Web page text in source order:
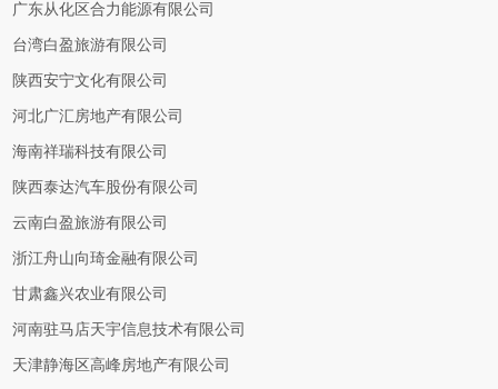
广东从化区合力能源有限公司
台湾白盈旅游有限公司
陕西安宁文化有限公司
河北广汇房地产有限公司
海南祥瑞科技有限公司
陕西泰达汽车股份有限公司
云南白盈旅游有限公司
浙江舟山向琦金融有限公司
甘肃鑫兴农业有限公司
河南驻马店天宇信息技术有限公司
天津静海区高峰房地产有限公司